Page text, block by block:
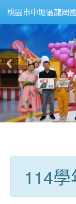
桃園市中壢區龍岡
114